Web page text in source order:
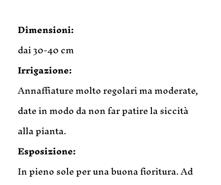
Dimensioni:
dai 30-40 cm
Irrigazione:
Annaffiature molto regolari ma moderate,
date in modo da non far patire la siccità
alla pianta.
Esposizione:
In pieno sole per una buona fioritura. Ad